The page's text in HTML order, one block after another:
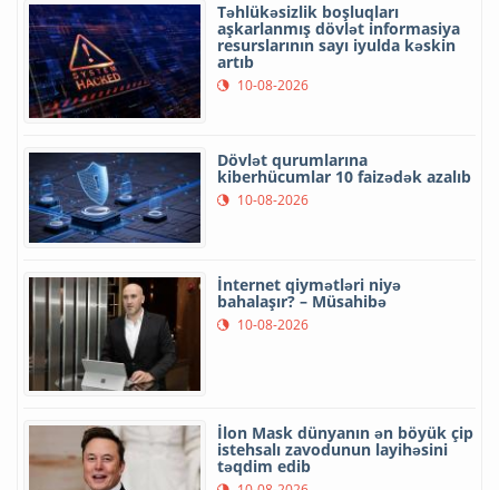
Təhlükəsizlik boşluqları
aşkarlanmış dövlət informasiya
resurslarının sayı iyulda kəskin
artıb
10-08-2026
Dövlət qurumlarına
kiberhücumlar 10 faizədək azalıb
10-08-2026
İnternet qiymətləri niyə
bahalaşır? – Müsahibə
10-08-2026
İlon Mask dünyanın ən böyük çip
istehsalı zavodunun layihəsini
təqdim edib